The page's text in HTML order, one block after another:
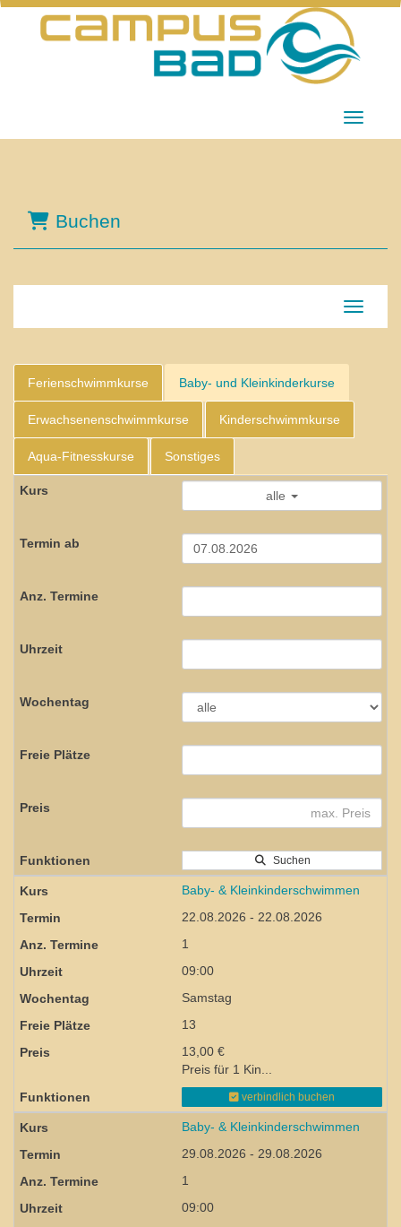
Menü
Buchen
Ferienschwimmkurse Baby- und Kleinkinderkurse
Erwachsenenschwimmkurse Kinderschwimmkurse
Aqua-Fitnesskurse Sonstiges
alle
Suchen
Baby- & Kleinkinderschwimmen
22.08.2026 - 22.08.2026
1
09:00
Samstag
13
13,00 €
Preis für 1 Kin...
verbindlich buchen
Baby- & Kleinkinderschwimmen
29.08.2026 - 29.08.2026
1
09:00